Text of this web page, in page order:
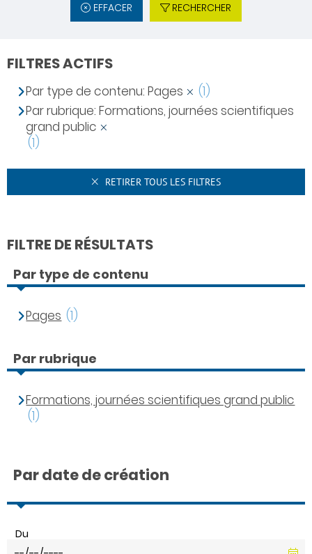
EFFACER RECHERCHER
FILTRES ACTIFS
Par type de contenu: Pages
(1)
Par rubrique: Formations, journées scientifiques
grand public
(1)
RETIRER TOUS LES FILTRES
FILTRE DE RÉSULTATS
Par type de contenu
Pages (1)
Par rubrique
Formations, journées scientifiques grand public
(1)
Par date de création
Du